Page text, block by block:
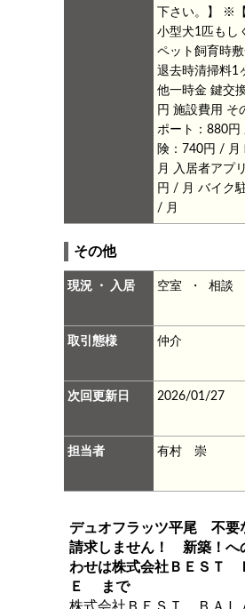
下さい。】
※
小型犬1匹もし
ペット飼育時
退去時清掃料1
他一時金 鍵交
円 施設費用 そ
ポート：880円
険：740円 / 月
月
入居者アプ
円 / 月 バイク
/ 月
その他
現況 ・ 入居 空室 ・ 相談
取引態様 仲介
次回更新日 2026/01/27
担当者 有村 崇
デュオフラッツ平尾 不要
請求しません！ 新築！への お
わせは株式会社ＢＥＳＴ
Ｅ
まで
株式会社ＢＥＳＴ ＢＡ